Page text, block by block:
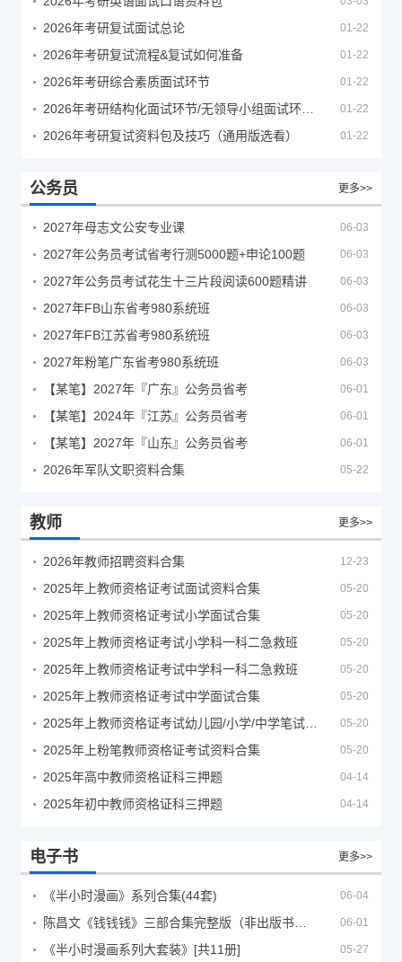
2026年考研复试面试总论 01-22
2026年考研复试流程&复试如何准备 01-22
2026年考研综合素质面试环节 01-22
01-22
2026年考研复试资料包及技巧（通用版选看） 01-22
公务员 更多>>
2027年母志文公安专业课 06-03
2027年公务员考试省考行测5000题+申论100题 06-03
2027年公务员考试花生十三片段阅读600题精讲 06-03
2027年FB山东省考980系统班 06-03
2027年FB江苏省考980系统班 06-03
2027年粉笔广东省考980系统班 06-03
【某笔】2027年『广东』公务员省考 06-01
【某笔】2024年『江苏』公务员省考 06-01
【某笔】2027年『山东』公务员省考 06-01
2026年军队文职资料合集 05-22
教师 更多>>
2026年教师招聘资料合集 12-23
2025年上教师资格证考试面试资料合集 05-20
2025年上教师资格证考试小学面试合集 05-20
2025年上教师资格证考试小学科一科二急救班 05-20
2025年上教师资格证考试中学科一科二急救班 05-20
2025年上教师资格证考试中学面试合集 05-20
05-20
2025年上粉笔教师资格证考试资料合集 05-20
2025年高中教师资格证科三押题 04-14
2025年初中教师资格证科三押题 04-14
电子书 更多>>
《半小时漫画》系列合集(44套) 06-04
06-01
《半小时漫画系列大套装》[共11册] 05-27